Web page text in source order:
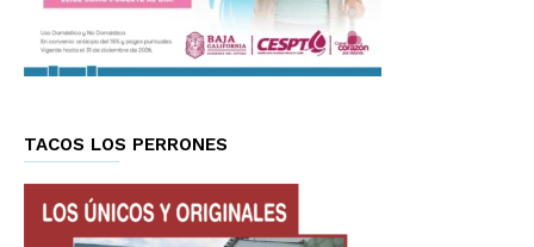
TACOS LOS PERRONES